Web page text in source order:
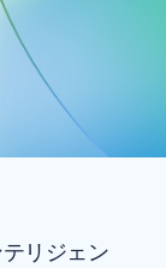
リジェン